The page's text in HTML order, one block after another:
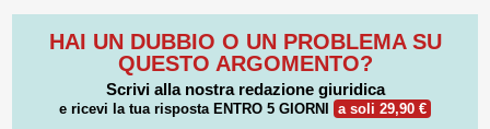
HAI UN DUBBIO O UN PROBLEMA SU
QUESTO ARGOMENTO?
Scrivi alla nostra redazione giuridica
e ricevi la tua risposta ENTRO 5 GIORNI a soli 29,90 €